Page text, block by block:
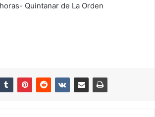
Quintanar de La Orden